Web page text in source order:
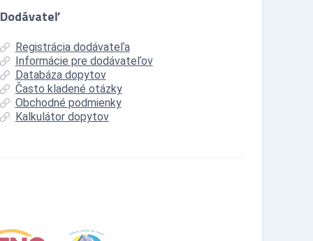
Dodávateľ
Registrácia dodávateľa
Informácie pre dodávateľov
Databáza dopytov
Často kladené otázky
Obchodné podmienky
Kalkulátor dopytov